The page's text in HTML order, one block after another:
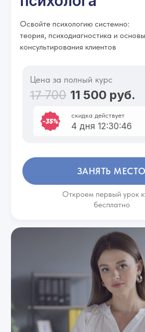
Откроем первый урок
бесплатно
ЗАНЯТЬ МЕСТО
17 700 11 500 руб.
Цена за полный курс
Освойте психологию системно:
теория, психодиагностика и основы
консультирования клиентов
4 дня 12:30:46
скидка действует